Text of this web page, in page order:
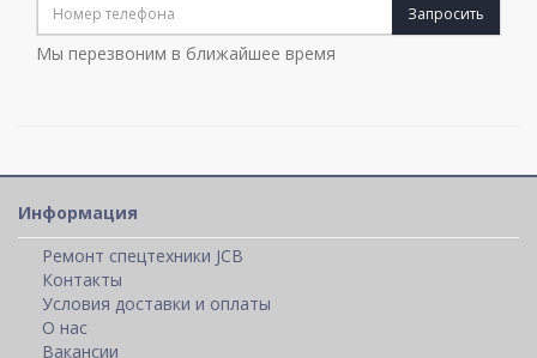
Запросить
Мы перезвоним в ближайшее время
Информация
Ремонт спецтехники JCB
Контакты
Условия доставки и оплаты
О нас
Вакансии